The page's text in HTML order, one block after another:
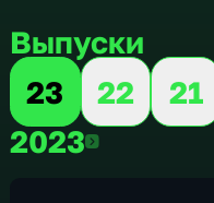
Выпуски
23
22 21
20232023